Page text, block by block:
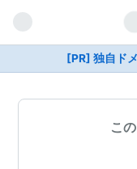
[PR] 独自ド
こ